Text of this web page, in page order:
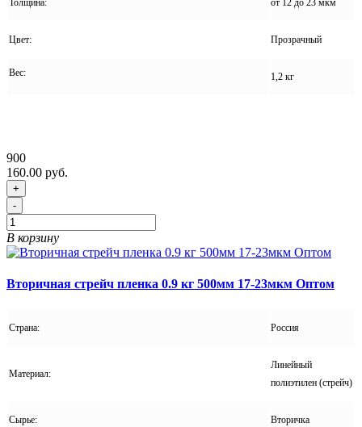
Толщина: от 12 до 23 мкм
Цвет: Прозрачный
Вес: 1,2 кг
900
160.00 руб.
+
-
В корзину
Вторичная стрейч пленка 0.9 кг 500мм 17-23мкм Оптом
Страна: Россия
Материал:
Линейный
полиэтилен (стрейч)
Сырье: Вторичка